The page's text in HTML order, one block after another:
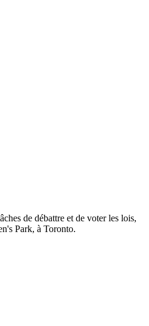
de débattre et de voter les lois,
Park, à Toronto.